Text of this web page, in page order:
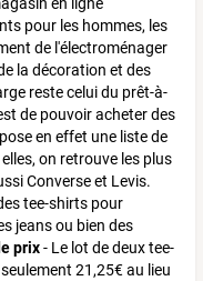
pour les hommes, les
de l'électroménager
la décoration et des
reste celui du prêt-à-
de pouvoir acheter des
en effet une liste de
on retrouve les plus
Converse et Levis.
tee-shirts pour
jeans ou bien des
prix- Le lot de deux tee-
21,25€ au lieu